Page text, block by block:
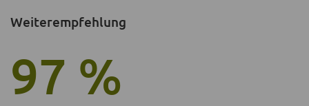
Weiterempfehlung
97 %